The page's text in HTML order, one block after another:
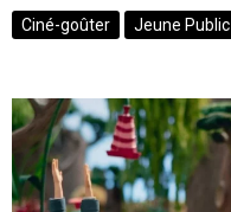
Ciné-goûter Jeune Public